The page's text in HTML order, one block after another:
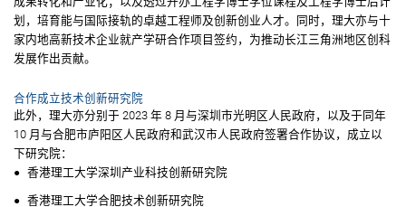
划，培育能与国际接轨的卓越工程师及创新创业人才。同时，理大亦与十
家内地高新技术企业就产学研合作项目签约，为推动长江三角洲地区创科
发展作出贡献。
合作成立技术创新研究院
此外，理大亦分别于 2023 年 8 月与深圳市光明区人民政府，以及于同年
10 月与合肥市庐阳区人民政府和武汉市人民政府签署合作协议，成立以
下研究院：
香港理工大学深圳产业科技创新研究院
香港理工大学合肥技术创新研究院